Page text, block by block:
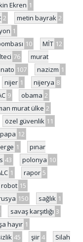
Ekren 1
2 metin bayrak 2
1
10 MİT 12
76
murat
nato 107 nazizm 1
nijer 1 nijerya 8
9 obama 2
murat ülke 2
özel güvenlik 11
papa 12
1
pınar
43 polonya 10
1 rapor 5
robot 15
150 sağlık 1
savaş karşıtlığı 3
hayır 1
45 şiir 4
Silah